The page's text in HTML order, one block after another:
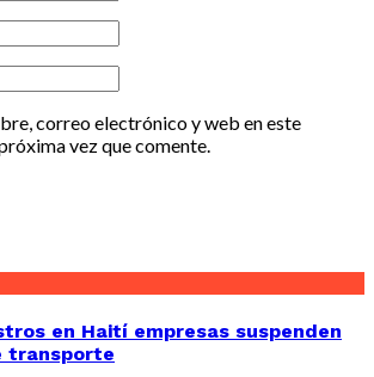
correo electrónico y web en este
vez que comente.
en Haití empresas suspenden
transporte